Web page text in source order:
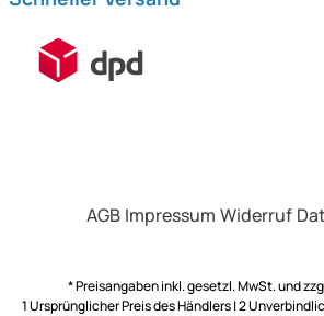
AGB Impressum Widerruf
* Preisangaben inkl. gesetzl. MwSt. und
1 Ursprünglicher Preis des Händlers | 2